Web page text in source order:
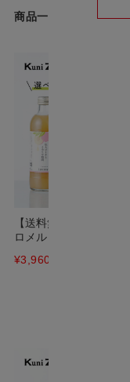
商品一覧
【送料無料】選べる
ロメルト 6本セット
¥3,960